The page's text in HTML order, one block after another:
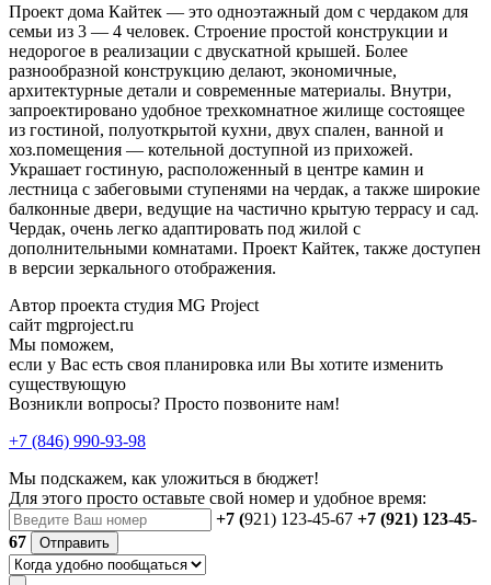
Проект дома Кайтек — это одноэтажный дом с чердаком для
семьи из 3 — 4 человек. Строение простой конструкции и
недорогое в реализации с двускатной крышей. Более
разнообразной конструкцию делают, экономичные,
архитектурные детали и современные материалы. Внутри,
запроектировано удобное трехкомнатное жилище состоящее
из гостиной, полуоткрытой кухни, двух спален, ванной и
хоз.помещения — котельной доступной из прихожей.
Украшает гостиную, расположенный в центре камин и
лестница с забеговыми ступенями на чердак, а также широкие
балконные двери, ведущие на частично крытую террасу и сад.
Чердак, очень легко адаптировать под жилой с
дополнительными комнатами. Проект Кайтек, также доступен
в версии зеркального отображения.
Автор проекта студия MG Project
сайт mgproject.ru
Мы поможем,
если у Вас есть своя планировка или Вы хотите изменить
существующую
Возникли вопросы? Просто позвоните нам!
+7 (846) 990-93-98
Мы подскажем, как уложиться в бюджет!
Для этого просто оставьте свой номер и удобное время:
+7 (921) 123-45-67 +7 (921) 123-45-
67
Отправить